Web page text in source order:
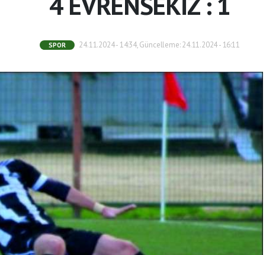
SPOR 24.11.2024 - 14:34, Güncelleme: 24.11.2024 - 16:11